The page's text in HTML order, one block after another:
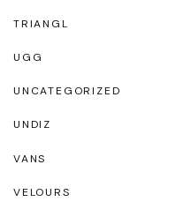
TRIANGL
UGG
UNCATEGORIZED
UNDIZ
VANS
VELOURS